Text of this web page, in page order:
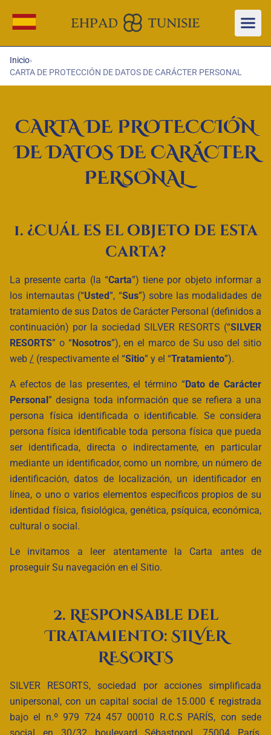
Aller au contenu principal
Cambiar idioma
Inicio›
CARTA DE PROTECCIÓN DE DATOS DE CARÁCTER PERSONAL
CARTA DE PROTECCIÓN
DE DATOS DE CARÁCTER
PERSONAL
1. ¿Cuál es el objeto de esta
carta?
La presente carta (la “Carta”) tiene por objeto informar a
los internautas (“Usted”, “Sus”) sobre las modalidades de
tratamiento de sus Datos de Carácter Personal (definidos a
continuación) por la sociedad SILVER RESORTS (“SILVER
RESORTS” o “Nosotros”), en el marco de Su uso del sitio
web / (respectivamente el “Sitio” y el “Tratamiento”).
A efectos de las presentes, el término “Dato de Carácter
Personal” designa toda información que se refiera a una
persona física identificada o identificable. Se considera
persona física identificable toda persona física que pueda
ser identificada, directa o indirectamente, en particular
mediante un identificador, como un nombre, un número de
identificación, datos de localización, un identificador en
línea, o uno o varios elementos específicos propios de su
identidad física, fisiológica, genética, psíquica, económica,
cultural o social.
Le invitamos a leer atentamente la Carta antes de
proseguir Su navegación en el Sitio.
2. Responsable del
Tratamiento: SILVER
RESORTS
SILVER RESORTS, sociedad por acciones simplificada
unipersonal, con un capital social de 15.000 € registrada
bajo el n.º 979 724 457 00010 R.C.S PARÍS, con sede